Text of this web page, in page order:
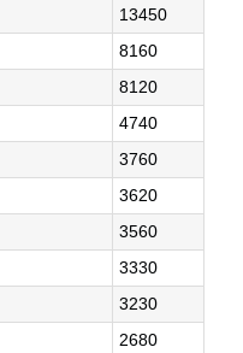
13450
8160
8120
4740
3760
3620
3560
3330
3230
2680